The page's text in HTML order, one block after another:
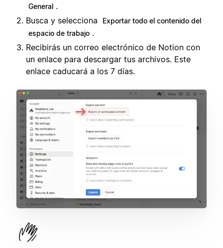
General .
Busca y selecciona
Exportar todo el contenido del
espacio de trabajo .
Recibirás un correo electrónico de Notion con
un enlace para descargar tus archivos. Este
enlace caducará a los 7 días.